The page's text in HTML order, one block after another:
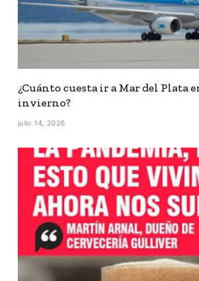
¿Cuánto cuesta ir a Mar del Plata
invierno?
julio 14, 2026